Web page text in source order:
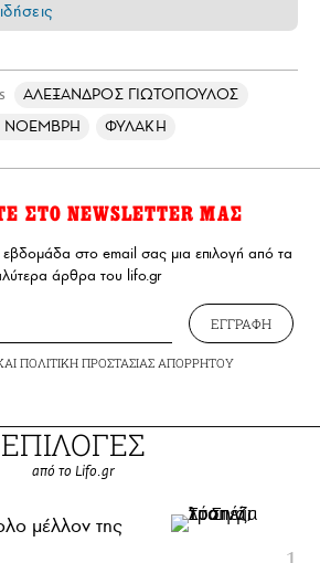
ΑΛΕΞΑΝΔΡΟΣ ΓΙΩΤΟΠΟΥΛΟΣ
ΝΟΕΜΒΡΗ
ΦΥΛΑΚΗ
ΣΤΟ NEWSLETTER ΜΑΣ
εβδομάδα στο email σας μια επιλογή από τα
άρθρα του lifo.gr
ΕΓΓΡΑΦΗ
ΠΟΛΙΤΙΚΗ ΠΡΟΣΤΑΣΙΑΣ ΑΠΟΡΡΗΤΟΥ
ΕΠΙΛΟΓΕΣ
από το Lifo.gr
μέλλον της